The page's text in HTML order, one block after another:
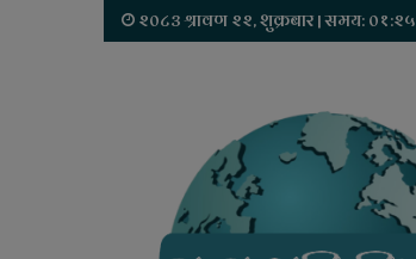
२०८३ श्रावण २२, शुक्रबार | समय: ०१:२५